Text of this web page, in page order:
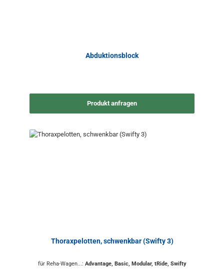
Abduktionsblock
Produkt anfragen
Thoraxpelotten, schwenkbar (Swifty 3)
für Reha-Wagen...: Advantage, Basic, Modular, tRide, Swifty